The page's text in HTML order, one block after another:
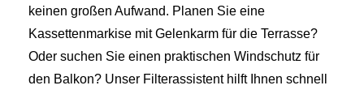
keinen großen Aufwand. Planen Sie eine
Kassettenmarkise mit Gelenkarm für die Terrasse?
Oder suchen Sie einen praktischen Windschutz für
den Balkon? Unser Filterassistent hilft Ihnen schnell